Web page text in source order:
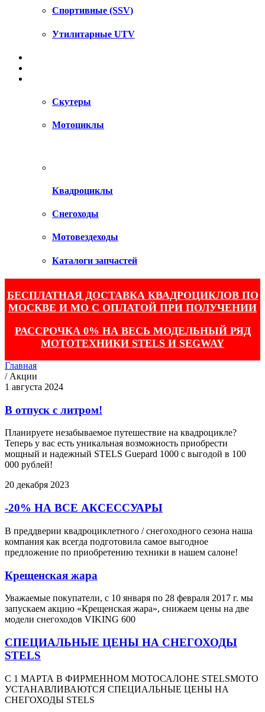
Спортивные (SSV)
Утилитарные UTV
Скутеры
Мотоциклы
Квадроциклы
Снегоходы
Мотовездеходы
Каталоги запчастей
БЕСПЛАТНАЯ ДОСТАВКА КВАДРОЦИКЛОВ ПО
МОСКВЕ И МО С ОПЛАТОЙ ПРИ ПОЛУЧЕНИИ
РАССРОЧКА 0% НА ВЕСЬ МОДЕЛЬНЫЙ РЯД
МОТОТЕХНИКИ STELS И SEGWAY
Главная
/ Акции
1 августа 2024
В отпуск с литром!
Планируете незабываемое путешествие на квадроцикле?
Теперь у вас есть уникальная возможность приобрести
мощный и надежный STELS Guepard 1000 с выгодой в 100
000 рублей!
20 декабря 2023
-20% НА ВСЕ АКСЕССУАРЫ
В преддверии квадроциклетного / снегоходного сезона наша
компания как всегда подготовила самое выгодное
предложение по приобретению техники в нашем салоне!
Крещенская жара
Уважаемые покупатели, с 10 января по 28 февраля 2017 г. мы
запускаем акцию «Крещенская жара», снижаем цены на две
модели снегоходов VIKING 600
СПЕЦИАЛЬНЫЕ ЦЕНЫ НА СНЕГОХОДЫ
STELS
С 1 МАРТА В ФИРМЕННОМ МОТОСАЛОНЕ STELSMOTO
УСТАНАВЛИВАЮТСЯ СПЕЦИАЛЬНЫЕ ЦЕНЫ НА
СНЕГОХОДЫ STELS